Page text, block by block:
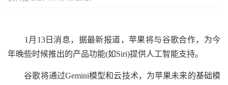
1月13日消息，据最新报道，苹果将与谷歌合作，为今
年晚些时候推出的产品功能(如Siri)提供人工智能支持。
谷歌将通过Gemini模型和云技术，为苹果未来的基础模